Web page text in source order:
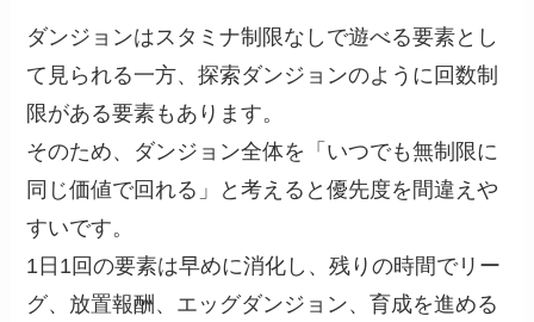
ダンジョンはスタミナ制限なしで遊べる要素とし
て見られる一方、探索ダンジョンのように回数制
限がある要素もあります。
そのため、ダンジョン全体を「いつでも無制限に
同じ価値で回れる」と考えると優先度を間違えや
すいです。
1日1回の要素は早めに消化し、残りの時間でリー
グ、放置報酬、エッグダンジョン、育成を進める